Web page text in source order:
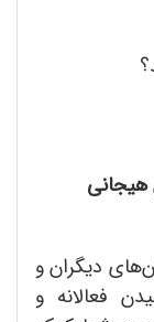
هیجانی
دیگران و
فعالانه و